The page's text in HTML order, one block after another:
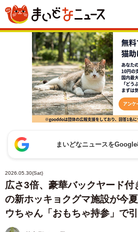
まいどなニュースを
2026.05.30(Sat)
広さ3倍、豪華バックヤード付
の新ホッキョクグマ施設が今
ウちゃん「おもちゃ持参」で